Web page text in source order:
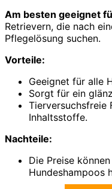
Am besten geeignet
Retrievern, die nach
Pflegelösung suchen.
Vorteile:
Geeignet für alle
Sorgt für ein
Tierversuchsfreie
Inhaltsstoffe.
Nachteile:
Die Preise
Hundeshampoos